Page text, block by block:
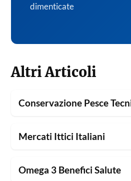
dimenticate
Altri Articoli
Conservazione Pesce
Mercati Ittici Italiani
Omega 3 Benefici Salute